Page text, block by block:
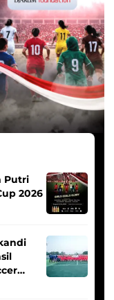
Putri
2026